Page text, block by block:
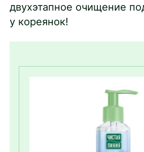
двухэтапное очищение
у кореянок!